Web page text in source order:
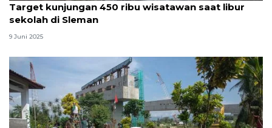
Target kunjungan 450 ribu wisatawan saat libur
sekolah di Sleman
9 Juni 2025